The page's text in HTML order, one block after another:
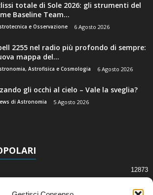
totale di Sole 2026: gli strumenti del
Baseline Team...
e Osservazione 6 Agosto 2026
2255 nel radio più profondo di sempre:
mappa del...
Astrofisica e Cosmologia 6 Agosto 2026
gli occhi al cielo – Vale la sveglia?
di Astronomia 5 Agosto 2026
12873